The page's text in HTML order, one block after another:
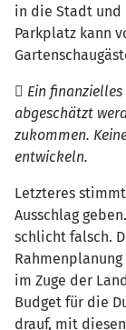
in die Stadt und
Parkplatz kann
 Ein
abgeschätzt
zukommen.
entwickeln.
Letzteres
Ausschlag
schlicht falsch.
im Zuge der
Budget für die
drauf, mit